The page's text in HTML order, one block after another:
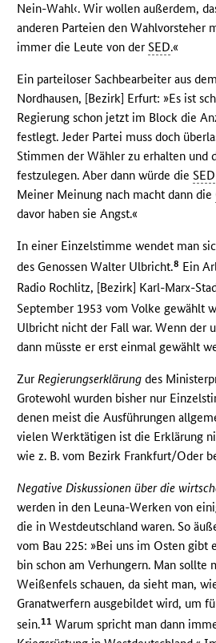
Nein-Wahl‹. Wir wollen außerdem,
anderen Parteien den Wahlvorsteher
immer die Leute von derSED.«
Ein parteiloser Sachbearbeiter aus
Nordhausen, [Bezirk] Erfurt: »Es ist
Regierung schon jetzt im Block die
festlegt. Jeder Partei muss doch
Stimmen der Wähler zu erhalten und
festzulegen. Aber dann würde dieSED
Meiner Meinung nach macht dann die
davor haben sie Angst.«
In einer Einzelstimme wendet man
des Genossen Walter Ulbricht.8 Ein
Radio Rochlitz, [Bezirk] Karl-Marx-
September 1953 vom Volke gewählt
Ulbricht nicht der Fall war. Wenn der
dann müsste er erst einmal gewählt
Zur Regierungserklärung des
Grotewohl wurden bisher nur
denen meist die Ausführungen
vielen Werktätigen ist die Erklärung
wie z. B. vom Bezirk Frankfurt/Oder
Negative Diskussionen über die
werden in den Leuna-Werken von
die in Westdeutschland waren. So
vom Bau 225: »Bei uns im Osten gibt
bin schon am Verhungern. Man sollte
Weißenfels schauen, da sieht man,
Granatwerfern ausgebildet wird, um
sein.11 Warum spricht man dann